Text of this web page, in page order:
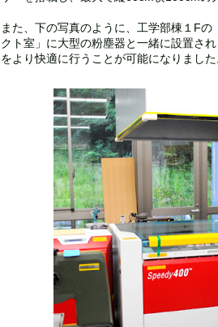
また、下の写真のように、工学部棟１F
クト室」に大型の粉塵器と一緒に設置さ
をより快適に行うことが可能になりました